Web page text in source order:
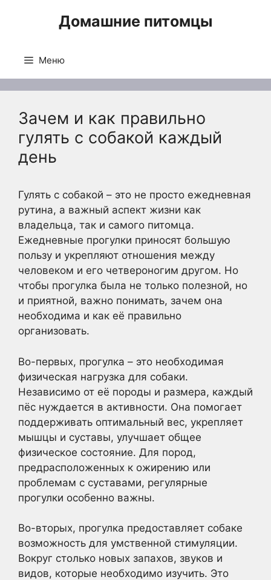
Домашние питомцы
Меню
Зачем и как правильно
гулять с собакой каждый
день
Гулять с собакой – это не просто ежедневная
рутина, а важный аспект жизни как
владельца, так и самого питомца.
Ежедневные прогулки приносят большую
пользу и укрепляют отношения между
человеком и его четвероногим другом. Но
чтобы прогулка была не только полезной, но
и приятной, важно понимать, зачем она
необходима и как её правильно
организовать.
Во-первых, прогулка – это необходимая
физическая нагрузка для собаки.
Независимо от её породы и размера, каждый
пёс нуждается в активности. Она помогает
поддерживать оптимальный вес, укрепляет
мышцы и суставы, улучшает общее
физическое состояние. Для пород,
предрасположенных к ожирению или
проблемам с суставами, регулярные
прогулки особенно важны.
Во-вторых, прогулка предоставляет собаке
возможность для умственной стимуляции.
Вокруг столько новых запахов, звуков и
видов, которые необходимо изучить. Это